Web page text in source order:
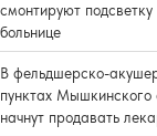
смонтируют подсветку
больнице
В фельдшерско-
пунктах Мышкинского
начнут продавать